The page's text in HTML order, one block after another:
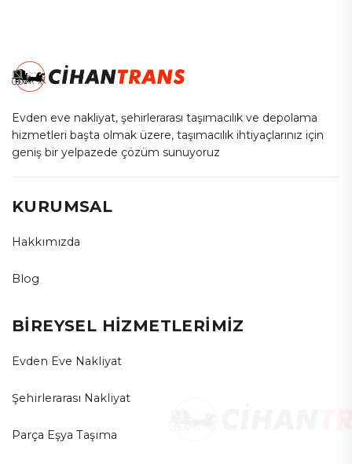
Evden eve nakliyat, şehirlerarası taşımacılık ve depolama
hizmetleri başta olmak üzere, taşımacılık ihtiyaçlarınız için
geniş bir yelpazede çözüm sunuyoruz
KURUMSAL
Hakkımızda
Blog
BİREYSEL HİZMETLERİMİZ
Evden Eve Nakliyat
Şehirlerarası Nakliyat
Parça Eşya Taşıma